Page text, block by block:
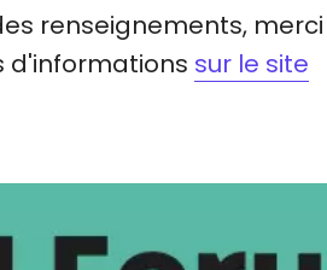
renseignements,
d'informations sur le site